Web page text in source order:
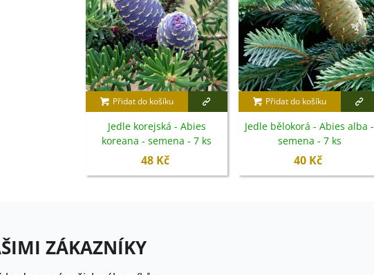
Přidat do košíku
Jedle korejská - Abies
koreana - semena - 7 ks
48 Kč
Přidat do košíku
Jedle bělokorá - Abies alba -
semena - 7 ks
40 Kč
ZÁKAZNÍKY